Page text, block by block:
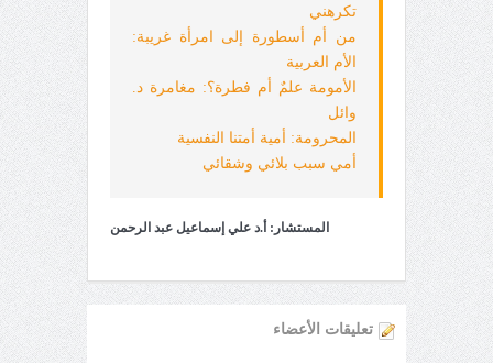
تكرهني
من أم أسطورة إلى امرأة غريبة:
الأم العربية
الأمومة علمٌ أم فطرة؟: مغامرة د.
وائل
المحرومة: أمية أمتنا النفسية
أمي سبب بلائي وشقائي
المستشار: أ.د علي إسماعيل عبد الرحمن
تعليقات الأعضاء